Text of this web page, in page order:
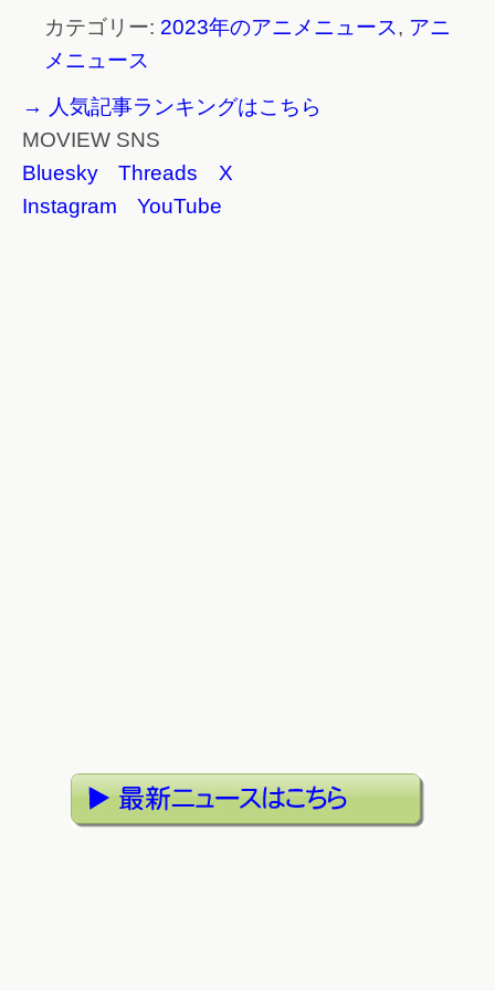
カテゴリー: 2023年のアニメニュース, アニ
メニュース
→ 人気記事ランキングはこちら
MOVIEW SNS
Bluesky
Threads
X
Instagram
YouTube